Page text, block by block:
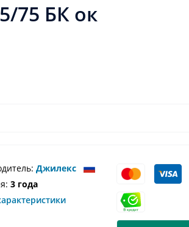
75 БК ок
Джилекс
3 года